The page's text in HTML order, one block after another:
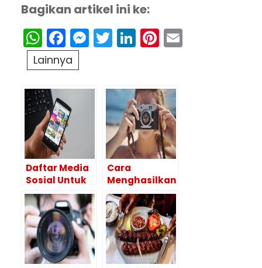
Bagikan artikel ini ke:
WhatsApp
Facebook
Messenger
Twitter
LinkedIn
Pinterest
Lainnya
Daftar Media
Sosial Untuk
Bisnis dan
Kegiatan
Promosi
Terbaik
Cara
Menghasilkan
Foto yang
Bagus, Berikut
Ini Tips untuk
Anda